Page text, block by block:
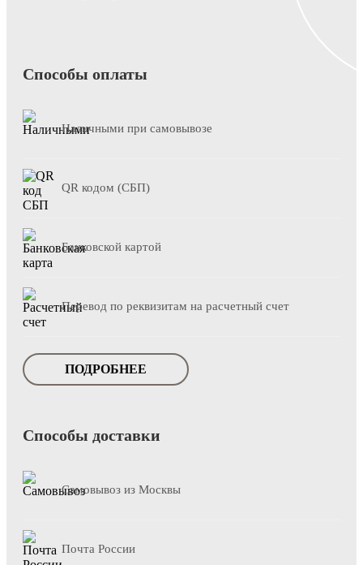
Способы оплаты
Наличными при самовывозе
QR кодом (СБП)
Банковской картой
Перевод по реквизитам на расчетный счет
ПОДРОБНЕЕ
Способы доставки
Самовывоз из Москвы
Почта России